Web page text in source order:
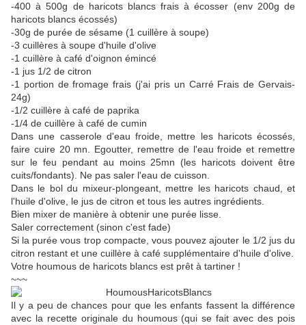
-400 à 500g de haricots blancs frais à écosser (env 200g de
haricots blancs écossés)
-30g de purée de sésame (1 cuillère à soupe)
-3 cuillères à soupe d'huile d'olive
-1 cuillère à café d'oignon émincé
-1 jus 1/2 de citron
-1 portion de fromage frais (j'ai pris un Carré Frais de Gervais-
24g)
-1/2 cuillère à café de paprika
-1/4 de cuillère à café de cumin
Dans une casserole d'eau froide, mettre les haricots écossés,
faire cuire 20 mn. Egoutter, remettre de l'eau froide et remettre
sur le feu pendant au moins 25mn (les haricots doivent être
cuits/fondants). Ne pas saler l'eau de cuisson.
Dans le bol du mixeur-plongeant, mettre les haricots chaud, et
l'huile d'olive, le jus de citron et tous les autres ingrédients.
Bien mixer de manière à obtenir une purée lisse.
Saler correctement (sinon c'est fade)
Si la purée vous trop compacte, vous pouvez ajouter le 1/2 jus du
citron restant et une cuillère à café supplémentaire d'huile d'olive.
Votre houmous de haricots blancs est prêt à tartiner !
~~~
Il y a peu de chances pour que les enfants fassent la différence
avec la recette originale du houmous (qui se fait avec des pois